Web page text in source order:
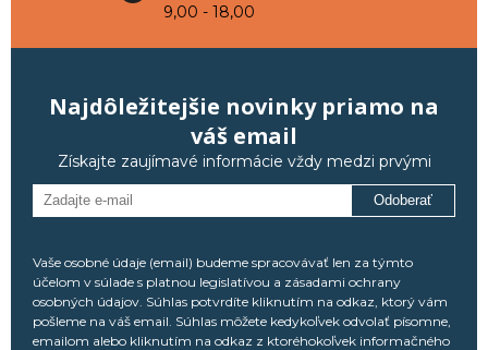
9,00 - 18,00
Najdôležitejšie novinky priamo na
váš email
Získajte zaujímavé informácie vždy medzi prvými
Odoberať
Vaše osobné údaje (email) budeme spracovávať len za týmto
účelom v súlade s platnou legislatívou a zásadami ochrany
osobných údajov. Súhlas potvrdíte kliknutím na odkaz, ktorý vám
pošleme na váš email. Súhlas môžete kedykoľvek odvolať písomne,
emailom alebo kliknutím na odkaz z ktoréhokoľvek informačného